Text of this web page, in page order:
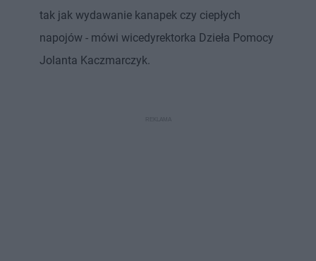
tak jak wydawanie kanapek czy ciepłych
napojów - mówi wicedyrektorka Dzieła Pomocy
Jolanta Kaczmarczyk.